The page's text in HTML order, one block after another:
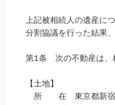
上記被相続人の遺産に
分割協議を行った結果
第1条　次の不動産は
【土地】
所　　在　東京都新